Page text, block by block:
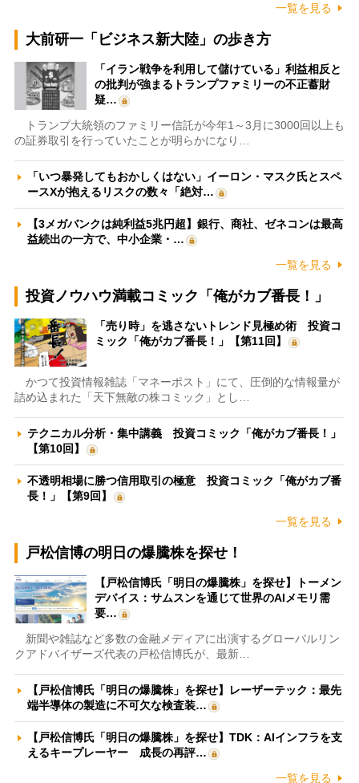
一覧を見る
大前研一「ビジネス新大陸」の歩き方
「イラン戦争を利用して儲けている」利益相反と
の批判が強まるトランプファミリーの不正蓄財
疑…
トランプ大統領のファミリー信託が今年1～3月に3000回以上も
の証券取引を行っていたことが明らかになり…
「いつ暴発してもおかしくはない」イーロン・マスク氏とスペ
ースXが抱えるリスクの数々「絶対…
【3メガバンクは純利益5兆円超】銀行、商社、ゼネコンは最高
益続出の一方で、中小企業・…
一覧を見る
投資ノウハウ満載コミック「俺がカブ番長！」
「売り時」を逃さないトレンド見極め術 投資コ
ミック「俺がカブ番長！」【第11回】
かつて投資情報雑誌「マネーポスト」にて、圧倒的な情報量が
詰め込まれた「天下無敵の株コミック」とし…
テクニカル分析・集中講義 投資コミック「俺がカブ番長！」
【第10回】
不透明相場に勝つ信用取引の極意 投資コミック「俺がカブ番
長！」【第9回】
一覧を見る
戸松信博の明日の爆騰株を探せ！
【戸松信博氏「明日の爆騰株」を探せ】トーメン
デバイス：サムスンを通じて世界のAIメモリ需
要…
新聞や雑誌など多数の金融メディアに出演するグローバルリン
クアドバイザーズ代表の戸松信博氏が、最新…
【戸松信博氏「明日の爆騰株」を探せ】レーザーテック：最先
端半導体の製造に不可欠な検査装…
【戸松信博氏「明日の爆騰株」を探せ】TDK：AIインフラを支
えるキープレーヤー 成長の再評…
一覧を見る